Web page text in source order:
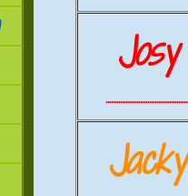
Josy
..............................................